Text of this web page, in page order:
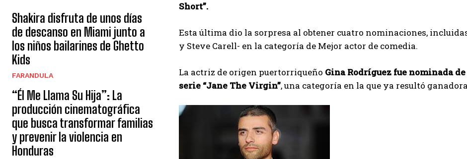
Shakira disfruta de unos días
de descanso en Miami junto a
los niños bailarines de Ghetto
Kids
FARANDULA
“Él Me Llama Su Hija”: La
producción cinematográfica
que busca transformar familias
y prevenir la violencia en
Honduras
Short”.
Esta última dio la sorpresa al obtener cuatro nominaciones,
y Steve Carell- en la categoría de Mejor actor de comedia.
La actriz de origen puertorriqueño Gina Rodríguez fue nominada
serie “Jane The Virgin”, una categoría en la que ya resultó